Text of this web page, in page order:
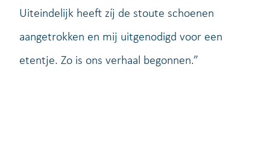
Uiteindelijk heeft zíj de stoute schoenen
aangetrokken en mij uitgenodigd voor een
etentje. Zo is ons verhaal begonnen.”